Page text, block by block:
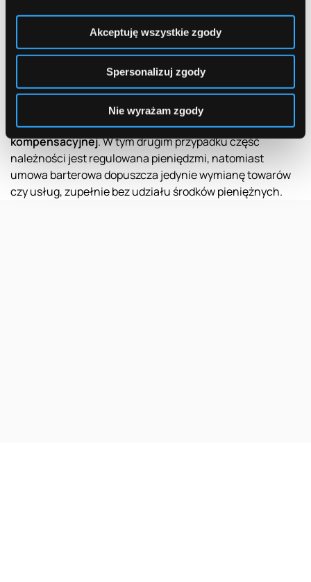
Akceptuję wszystkie zgody
Spersonalizuj zgody
Nie wyrażam zgody
zapisami prawnymi. Niemniej w pewnych przypadkach
(np. gdy przedmiotem transakcji jest nieruchomość),
transakcja wymaga specjalnej formy uregulowanej
innymi przepisami. Umowa barterowa powinna określać
m.in. strony umowy, przedmiot umowy czy sposób i
termin wykonania umowy.
Warto rozróżnić umowę barterową od umowy
kompensacyjnej. W tym drugim przypadku część
należności jest regulowana pieniędzmi, natomiast
umowa barterowa dopuszcza jedynie wymianę towarów
czy usług, zupełnie bez udziału środków pieniężnych.